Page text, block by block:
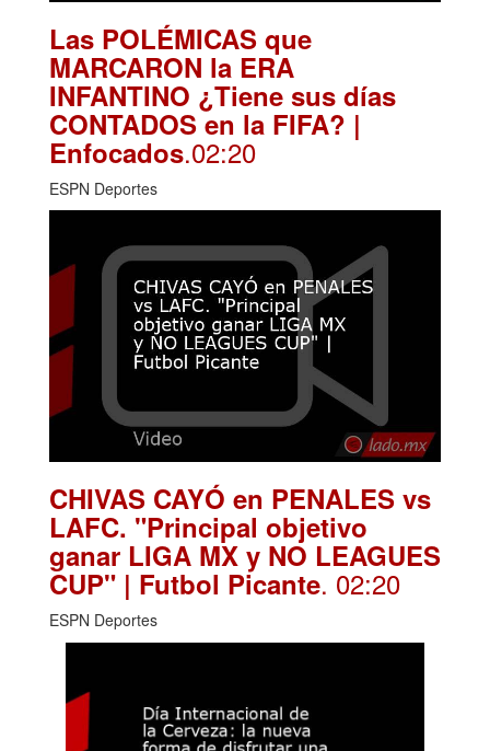
Las POLÉMICAS que
MARCARON la ERA
INFANTINO ¿Tiene sus días
CONTADOS en la FIFA? |
Enfocados.02:20
ESPN Deportes
CHIVAS CAYÓ en PENALES vs
LAFC. "Principal objetivo
ganar LIGA MX y NO LEAGUES
CUP" | Futbol Picante. 02:20
ESPN Deportes